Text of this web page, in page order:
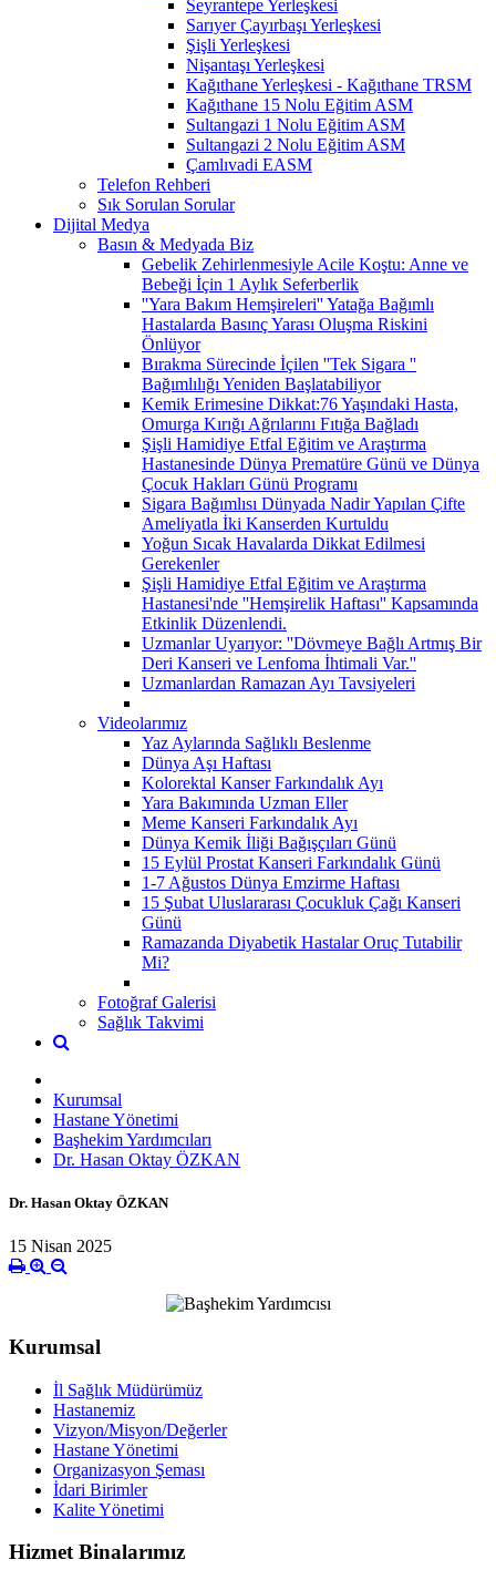
Seyrantepe Yerleşkesi
Sarıyer Çayırbaşı Yerleşkesi
Şişli Yerleşkesi
Nişantaşı Yerleşkesi
Kağıthane Yerleşkesi - Kağıthane TRSM
Kağıthane 15 Nolu Eğitim ASM
Sultangazi 1 Nolu Eğitim ASM
Sultangazi 2 Nolu Eğitim ASM
Çamlıvadi EASM
Telefon Rehberi
Sık Sorulan Sorular
Dijital Medya
Basın & Medyada Biz
Gebelik Zehirlenmesiyle Acile Koştu: Anne ve
Bebeği İçin 1 Aylık Seferberlik
''Yara Bakım Hemşireleri'' Yatağa Bağımlı
Hastalarda Basınç Yarası Oluşma Riskini
Önlüyor
Bırakma Sürecinde İçilen ''Tek Sigara ''
Bağımlılığı Yeniden Başlatabiliyor
Kemik Erimesine Dikkat:76 Yaşındaki Hasta,
Omurga Kırığı Ağrılarını Fıtığa Bağladı
Şişli Hamidiye Etfal Eğitim ve Araştırma
Hastanesinde Dünya Prematüre Günü ve Dünya
Çocuk Hakları Günü Programı
Sigara Bağımlısı Dünyada Nadir Yapılan Çifte
Ameliyatla İki Kanserden Kurtuldu
Yoğun Sıcak Havalarda Dikkat Edilmesi
Gerekenler
Şişli Hamidiye Etfal Eğitim ve Araştırma
Hastanesi'nde ''Hemşirelik Haftası'' Kapsamında
Etkinlik Düzenlendi.
Uzmanlar Uyarıyor: ''Dövmeye Bağlı Artmış Bir
Deri Kanseri ve Lenfoma İhtimali Var.''
Uzmanlardan Ramazan Ayı Tavsiyeleri
Videolarımız
Yaz Aylarında Sağlıklı Beslenme
Dünya Aşı Haftası
Kolorektal Kanser Farkındalık Ayı
Yara Bakımında Uzman Eller
Meme Kanseri Farkındalık Ayı
Dünya Kemik İliği Bağışçıları Günü
15 Eylül Prostat Kanseri Farkındalık Günü
1-7 Ağustos Dünya Emzirme Haftası
15 Şubat Uluslararası Çocukluk Çağı Kanseri
Günü
Ramazanda Diyabetik Hastalar Oruç Tutabilir
Mi?
Fotoğraf Galerisi
Sağlık Takvimi
Kurumsal
Hastane Yönetimi
Başhekim Yardımcıları
Dr. Hasan Oktay ÖZKAN
Dr. Hasan Oktay ÖZKAN
15 Nisan 2025
Kurumsal
İl Sağlık Müdürümüz
Hastanemiz
Vizyon/Misyon/Değerler
Hastane Yönetimi
Organizasyon Şeması
İdari Birimler
Kalite Yönetimi
Hizmet Binalarımız